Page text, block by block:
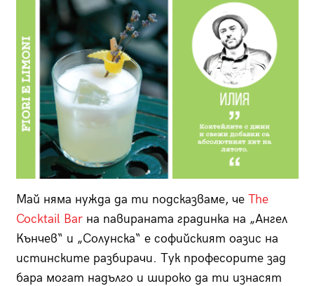
Май няма нужда да ти подсказваме, че The
Cocktail Barна павираната градинка на „Ангел
Кънчев“ и „Солунска“ е софийският оазис на
истинските разбирачи. Тук професорите зад
бара могат надълго и широко да ти изнасят